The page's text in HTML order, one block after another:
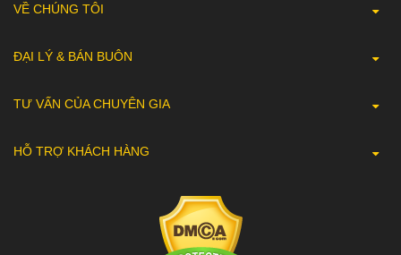
VỀ CHÚNG TÔI
ĐẠI LÝ & BÁN BUÔN
TƯ VẤN CỦA CHUYÊN GIA
HỖ TRỢ KHÁCH HÀNG